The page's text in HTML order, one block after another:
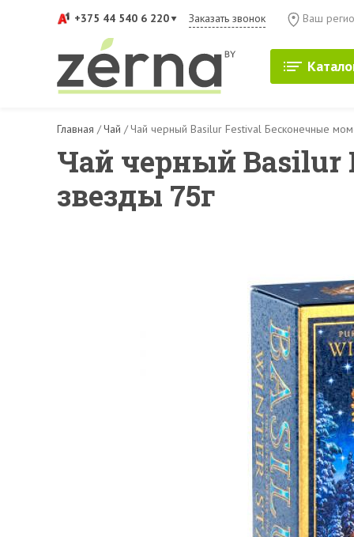
+375 44 540 6 220 Заказать звонок Ваш
Главная /Чай /Чай черный Basilur Festival Бесконечные
Чай черный
звезды 75г